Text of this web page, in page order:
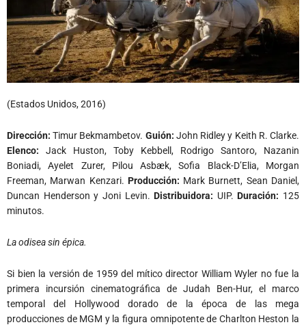
(Estados Unidos, 2016)
Dirección: Timur Bekmambetov. Guión: John Ridley y Keith R. Clarke.
Elenco: Jack Huston, Toby Kebbell, Rodrigo Santoro, Nazanin
Boniadi, Ayelet Zurer, Pilou Asbæk, Sofia Black-D’Elia, Morgan
Freeman, Marwan Kenzari. Producción: Mark Burnett, Sean Daniel,
Duncan Henderson y Joni Levin.Distribuidora: UIP.Duración: 125
minutos.
La odisea sin épica.
Si bien la versión de 1959 del mítico director William Wyler no fue la
primera incursión cinematográfica de Judah Ben-Hur, el marco
temporal del Hollywood dorado de la época de las mega
producciones de MGM y la figura omnipotente de Charlton Heston la